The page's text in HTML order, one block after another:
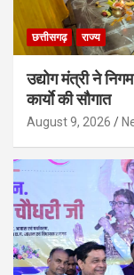
छत्तीसगढ़ राज्य
उद्योग मंत्री ने
कार्याे की सौगात
August 9, 2026